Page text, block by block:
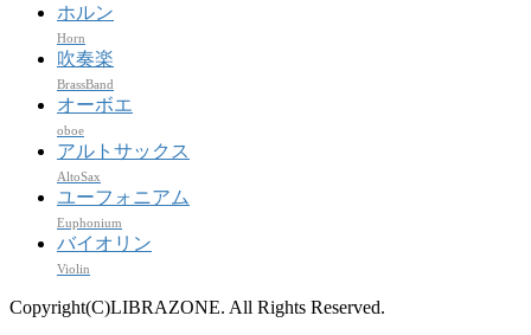
ホルン
Horn
吹奏楽
BrassBand
オーボエ
oboe
アルトサックス
AltoSax
ユーフォニアム
Euphonium
バイオリン
Violin
Copyright(C)LIBRAZONE. All Rights Reserved.